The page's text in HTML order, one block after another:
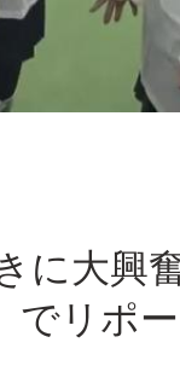
に大興
でリポ